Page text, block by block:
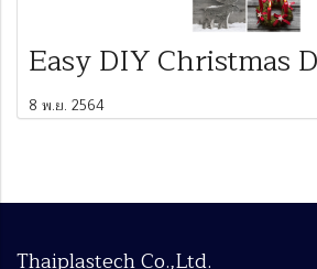
Easy DIY Christmas
8 พ.ย. 2564
Thaiplastech Co.,Ltd.